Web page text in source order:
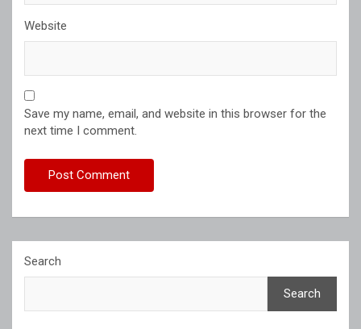
Website
Save my name, email, and website in this browser for the
next time I comment.
Search
Search